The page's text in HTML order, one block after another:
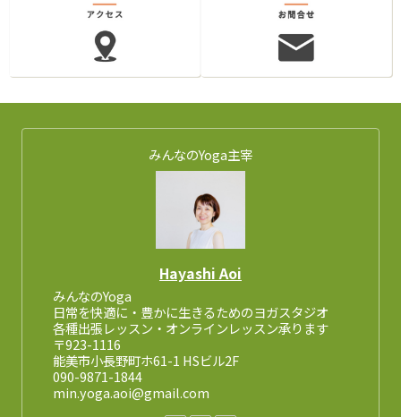
みんなのYoga主宰
Hayashi Aoi
みんなのYoga
日常を快適に・豊かに生きるためのヨガスタジオ
各種出張レッスン・オンラインレッスン承ります
〒923-1116
能美市小長野町ホ61-1 HSビル2F
090-9871-1844
min.yoga.aoi@gmail.com